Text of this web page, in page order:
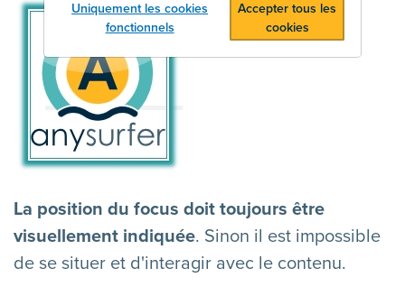
Uniquement les cookies
fonctionnels
Accepter tous les
cookies
La position du focus doit toujours être
visuellement indiquée. Sinon il est impossible
de se situer et d'interagir avec le contenu.